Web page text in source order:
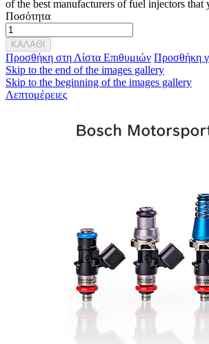
of the best manufacturers of fuel injectors that
Ποσότητα
ΚΑΛΑΘΙ
Προσθήκη στη Λίστα Επιθυμιών Προσθήκη
Skip to the end of the images gallery
Skip to the beginning of the images gallery
Λεπτομέρειες